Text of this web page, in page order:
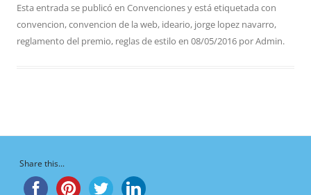
Esta entrada se publicó en Convencionesy está etiquetada con
convencion,convencion de la web, ideario, jorge lopez navarro,
reglamento del premio, reglas de estilo en 08/05/2016 porAdmin.
Share this...